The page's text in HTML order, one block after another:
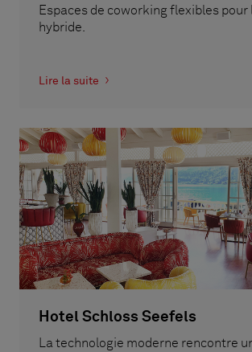
Espaces de coworking flexibles pour
hybride.
Lire la suite
Hotel Schloss Seefels
La technologie moderne rencontre